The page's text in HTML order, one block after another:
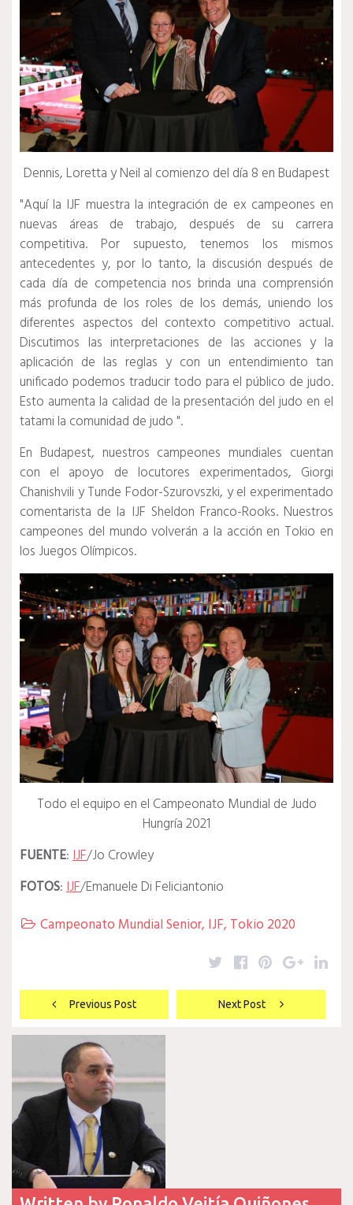
Dennis, Loretta y Neil al comienzo del día 8 en Budapest
"Aquí la IJF muestra la integración de ex campeones en
nuevas áreas de trabajo, después de su carrera
competitiva. Por supuesto, tenemos los mismos
antecedentes y, por lo tanto, la discusión después de
cada día de competencia nos brinda una comprensión
más profunda de los roles de los demás, uniendo los
diferentes aspectos del contexto competitivo actual.
Discutimos las interpretaciones de las acciones y la
aplicación de las reglas y con un entendimiento tan
unificado podemos traducir todo para el público de judo.
Esto aumenta la calidad de la presentación del judo en el
tatami la comunidad de judo ".
En Budapest, nuestros campeones mundiales cuentan
con el apoyo de locutores experimentados, Giorgi
Chanishvili y Tunde Fodor-Szurovszki, y el experimentado
comentarista de la IJF Sheldon Franco-Rooks. Nuestros
campeones del mundo volverán a la acción en Tokio en
los Juegos Olímpicos.
Todo el equipo en el Campeonato Mundial de Judo
Hungría 2021
FUENTE:IJF/Jo Crowley
FOTOS:IJF/Emanuele Di Feliciantonio
 Campeonato Mundial Senior, IJF, Tokio 2020
Navegación
de
entradas
Previous Post Next Post
Twitter
Facebook
Pinterest